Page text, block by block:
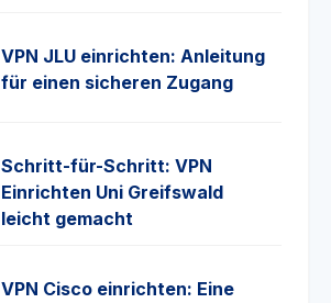
VPN JLU einrichten: Anleitung
für einen sicheren Zugang
Schritt-für-Schritt: VPN
Einrichten Uni Greifswald
leicht gemacht
VPN Cisco einrichten: Eine